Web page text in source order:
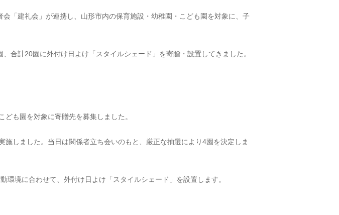
「建礼会」が連携し、山形市内の保育施設・幼稚園・こども園を対象に、子
合計20園に外付け日よけ「スタイルシェード」を寄贈・設置してきました。
も園を対象に寄贈先を募集しました。
しました。当日は関係者立ち会いのもと、厳正な抽選により4園を決定しま
境に合わせて、外付け日よけ「スタイルシェード」を設置します。